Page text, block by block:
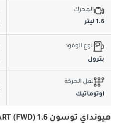
المحرك
1.6 ليتر
نوع الوقود
بترول
نقل الحركة
اوتوماتيك